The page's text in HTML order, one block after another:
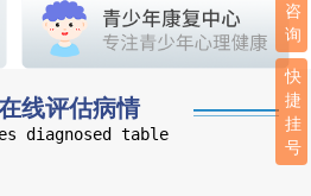
线评估病情
diagnosed table
咨
询
快
捷
挂
号